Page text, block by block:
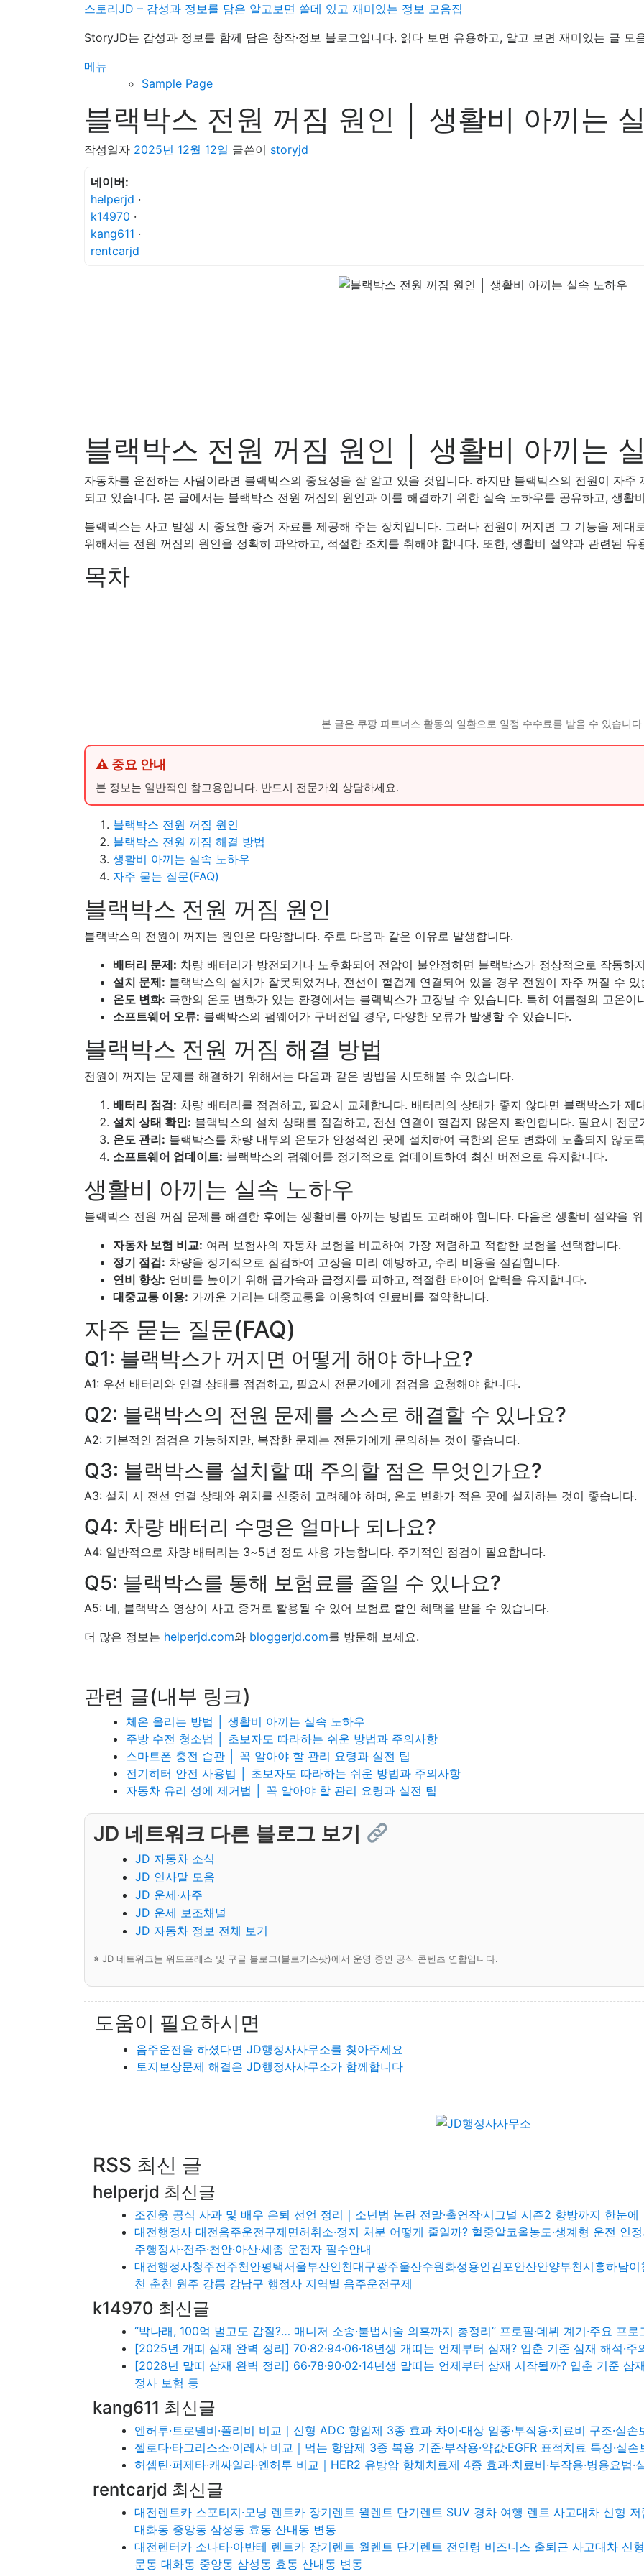
스토리JD – 감성과 정보를 담은 알고보면 쓸데 있고 재미있는 정보 모음집
StoryJD는 감성과 정보를 함께 담은 창작·정보 블로그입니다. 읽다 보면 유용하고, 알고 보면 재미있는 글 모
메뉴
Sample Page
블랙박스 전원 꺼짐 원인 │ 생활비 아끼는
작성일자 2025년 12월 12일 글쓴이 storyjd
네이버:
helperjd ·
k14970 ·
kang611 ·
rentcarjd
블랙박스 전원 꺼짐 원인 │ 생활비 아끼는
자동차를 운전하는 사람이라면 블랙박스의 중요성을 잘 알고 있을 것입니다. 하지만 블랙박스의 전원이 자
되고 있습니다. 본 글에서는 블랙박스 전원 꺼짐의 원인과 이를 해결하기 위한 실속 노하우를 공유하고, 생활
블랙박스는 사고 발생 시 중요한 증거 자료를 제공해 주는 장치입니다. 그러나 전원이 꺼지면 그 기능을 제대
위해서는 전원 꺼짐의 원인을 정확히 파악하고, 적절한 조치를 취해야 합니다. 또한, 생활비 절약과 관련된 유
목차
본 글은 쿠팡 파트너스 활동의 일환으로 일정 수수료를 받을 수 있습니다.
⚠ 중요 안내
본 정보는 일반적인 참고용입니다. 반드시 전문가와 상담하세요.
블랙박스 전원 꺼짐 원인
블랙박스 전원 꺼짐 해결 방법
생활비 아끼는 실속 노하우
자주 묻는 질문(FAQ)
블랙박스 전원 꺼짐 원인
블랙박스의 전원이 꺼지는 원인은 다양합니다. 주로 다음과 같은 이유로 발생합니다.
배터리 문제: 차량 배터리가 방전되거나 노후화되어 전압이 불안정하면 블랙박스가 정상적으로 작동하
설치 문제: 블랙박스의 설치가 잘못되었거나, 전선이 헐겁게 연결되어 있을 경우 전원이 자주 꺼질 수 있
온도 변화: 극한의 온도 변화가 있는 환경에서는 블랙박스가 고장날 수 있습니다. 특히 여름철의 고온이
소프트웨어 오류: 블랙박스의 펌웨어가 구버전일 경우, 다양한 오류가 발생할 수 있습니다.
블랙박스 전원 꺼짐 해결 방법
전원이 꺼지는 문제를 해결하기 위해서는 다음과 같은 방법을 시도해볼 수 있습니다.
배터리 점검: 차량 배터리를 점검하고, 필요시 교체합니다. 배터리의 상태가 좋지 않다면 블랙박스가 제
설치 상태 확인: 블랙박스의 설치 상태를 점검하고, 전선 연결이 헐겁지 않은지 확인합니다. 필요시 전
온도 관리: 블랙박스를 차량 내부의 온도가 안정적인 곳에 설치하여 극한의 온도 변화에 노출되지 않도
소프트웨어 업데이트: 블랙박스의 펌웨어를 정기적으로 업데이트하여 최신 버전으로 유지합니다.
생활비 아끼는 실속 노하우
블랙박스 전원 꺼짐 문제를 해결한 후에는 생활비를 아끼는 방법도 고려해야 합니다. 다음은 생활비 절약을
자동차 보험 비교: 여러 보험사의 자동차 보험을 비교하여 가장 저렴하고 적합한 보험을 선택합니다.
정기 점검: 차량을 정기적으로 점검하여 고장을 미리 예방하고, 수리 비용을 절감합니다.
연비 향상: 연비를 높이기 위해 급가속과 급정지를 피하고, 적절한 타이어 압력을 유지합니다.
대중교통 이용: 가까운 거리는 대중교통을 이용하여 연료비를 절약합니다.
자주 묻는 질문(FAQ)
Q1: 블랙박스가 꺼지면 어떻게 해야 하나요?
A1: 우선 배터리와 연결 상태를 점검하고, 필요시 전문가에게 점검을 요청해야 합니다.
Q2: 블랙박스의 전원 문제를 스스로 해결할 수 있나요?
A2: 기본적인 점검은 가능하지만, 복잡한 문제는 전문가에게 문의하는 것이 좋습니다.
Q3: 블랙박스를 설치할 때 주의할 점은 무엇인가요?
A3: 설치 시 전선 연결 상태와 위치를 신중히 고려해야 하며, 온도 변화가 적은 곳에 설치하는 것이 좋습니다.
Q4: 차량 배터리 수명은 얼마나 되나요?
A4: 일반적으로 차량 배터리는 3~5년 정도 사용 가능합니다. 주기적인 점검이 필요합니다.
Q5: 블랙박스를 통해 보험료를 줄일 수 있나요?
A5: 네, 블랙박스 영상이 사고 증거로 활용될 수 있어 보험료 할인 혜택을 받을 수 있습니다.
더 많은 정보는 helperjd.com와 bloggerjd.com를 방문해 보세요.
관련 글(내부 링크)
체온 올리는 방법 │ 생활비 아끼는 실속 노하우
주방 수전 청소법 │ 초보자도 따라하는 쉬운 방법과 주의사항
스마트폰 충전 습관 │ 꼭 알아야 할 관리 요령과 실전 팁
전기히터 안전 사용법 │ 초보자도 따라하는 쉬운 방법과 주의사항
자동차 유리 성에 제거법 │ 꼭 알아야 할 관리 요령과 실전 팁
JD 네트워크 다른 블로그 보기
JD 자동차 소식
JD 인사말 모음
JD 운세·사주
JD 운세 보조채널
JD 자동차 정보 전체 보기
※ JD 네트워크는 워드프레스 및 구글 블로그(블로거스팟)에서 운영 중인 공식 콘텐츠 연합입니다.
도움이 필요하시면
음주운전을 하셨다면 JD행정사사무소를 찾아주세요
토지보상문제 해결은 JD행정사사무소가 함께합니다
RSS 최신 글
helperjd 최신글
조진웅 공식 사과 및 배우 은퇴 선언 정리｜소년범 논란 전말·출연작·시그널 시즌2 향방까지 한눈에
대전행정사 대전음주운전구제면허취소·정지 처분 어떻게 줄일까? 혈중알코올농도·생계형 운전 인
주행정사·전주·천안·아산·세종 운전자 필수안내
대전행정사청주전주천안평택서울부산인천대구광주울산수원화성용인김포안산안양부천시흥하남
천 춘천 원주 강릉 강남구 행정사 지역별 음주운전구제
k14970 최신글
“박나래, 100억 벌고도 갑질?… 매니저 소송·불법시술 의혹까지 총정리” 프로필·데뷔 계기·주요 프로
[2025년 개띠 삼재 완벽 정리] 70·82·94·06·18년생 개띠는 언제부터 삼재? 입춘 기준 삼재 해석·
[2028년 말띠 삼재 완벽 정리] 66·78·90·02·14년생 말띠는 언제부터 삼재 시작될까? 입춘 기준 삼
정사 보험 등
kang611 최신글
엔허투·트로델비·폴리비 비교｜신형 ADC 항암제 3종 효과 차이·대상 암종·부작용·치료비 구조·실
젤로다·타그리스소·이레사 비교｜먹는 항암제 3종 복용 기준·부작용·약값·EGFR 표적치료 특징·실
허셉틴·퍼제타·캐싸일라·엔허투 비교｜HER2 유방암 항체치료제 4종 효과·치료비·부작용·병용요법
rentcarjd 최신글
대전렌트카 스포티지·모닝 렌트카 장기렌트 월렌트 단기렌트 SUV 경차 여행 렌트 사고대차 신형
대화동 중앙동 삼성동 효동 산내동 변동
대전렌터카 소나타·아반테 렌트카 장기렌트 월렌트 단기렌트 전연령 비즈니스 출퇴근 사고대차 신
문동 대화동 중앙동 삼성동 효동 산내동 변동